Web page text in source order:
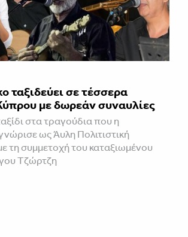
ταξιδεύει σε τέσσερα
με δωρεάν συναυλίες
στα τραγούδια που η
ως Άυλη Πολιτιστική
τη συμμετοχή του καταξιωμένου
Τζώρτζη